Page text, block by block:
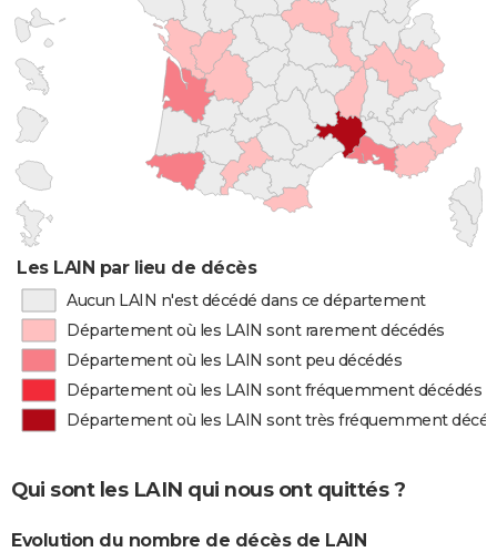
Les LAIN par lieu de décès
Aucun LAIN n'est décédé dans ce département
Département où les LAIN sont rarement décédés
Département où les LAIN sont peu décédés
Département où les LAIN sont fréquemment décédés
Département où les LAIN sont très fréquemment
Qui sont les LAIN qui nous ont quittés ?
Evolution du nombre de décès de LAIN